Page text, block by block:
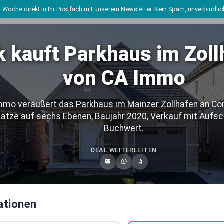
direkt in Ihr Postfach mit unserem Newsletter. Kein Spam,
Regionen
Büroimmobilien
BUNDESWEITE
Mixed-Use
BUNDESWEITE
Logistikimmobilien
kauft Parkhaus im
von CA Immo
veräußert das Parkhaus im Mainzer Zollhafen an
auf sechs Ebenen, Baujahr 2020, Verkauf mit
Buchwert.
DEAL WEITERLEITEN